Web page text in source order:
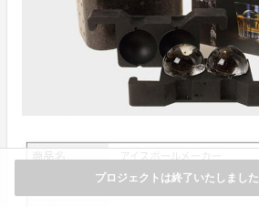
プロジェクトは終了いたしました